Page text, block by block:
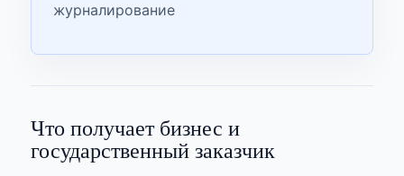
журналирование
Что получает бизнес и
государственный заказчик